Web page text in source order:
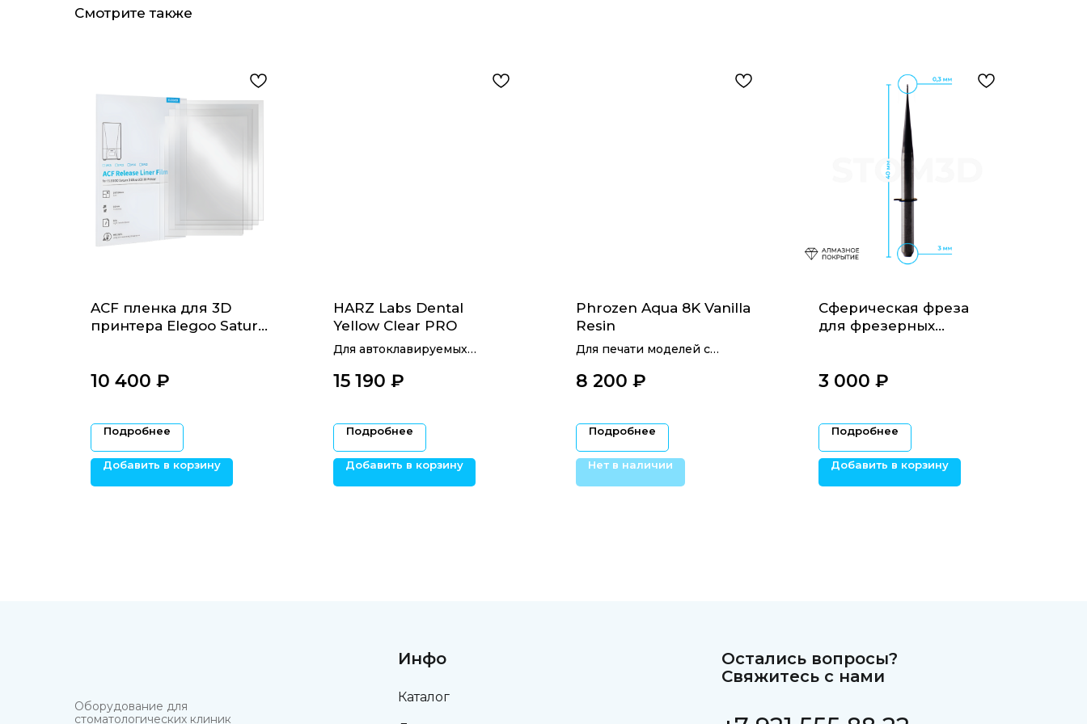
Смотрите также
ACF пленка для 3D
принтера Elegoo Saturn
10 400 ₽‎
Подробнее
Добавить в корзину
HARZ Labs Dental
Yellow Clear PRO
Для автоклавируемых
15 190 ₽‎
Подробнее
Добавить в корзину
Phrozen Aqua 8K Vanilla
Resin
Для печати моделей с
8 200 ₽‎
Подробнее
Нет в наличии
Сферическая фреза
для фрезерных
3 000 ₽‎
Подробнее
Добавить в корзину
Остались вопросы?
Свяжитесь с нами
Каталог
Инфо
Оборудование для
стоматологических клиник